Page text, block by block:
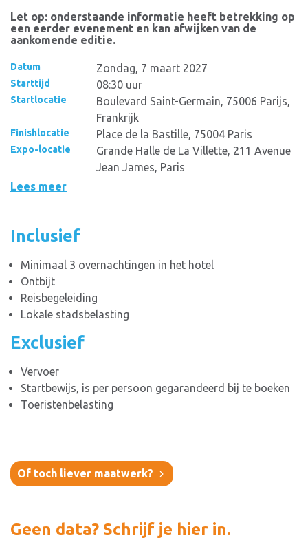
Let op: onderstaande informatie heeft betrekking op
een eerder evenement en kan afwijken van de
aankomende editie.
Datum Zondag, 7 maart 2027
Starttijd 08:30 uur
Startlocatie
Boulevard Saint-Germain, 75006 Parijs,
Frankrijk
Finishlocatie Place de la Bastille, 75004 Paris
Expo-locatie
Grande Halle de La Villette, 211 Avenue
Jean James, Paris
Lees meer
Inclusief
Minimaal 3 overnachtingen in het hotel
Ontbijt
Reisbegeleiding
Lokale stadsbelasting
Exclusief
Vervoer
Startbewijs, is per persoon gegarandeerd bij te boeken
Toeristenbelasting
Of toch liever maatwerk?
Geen data? Schrijf je hier in.